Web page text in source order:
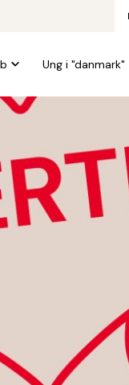
Ung i "danmark"